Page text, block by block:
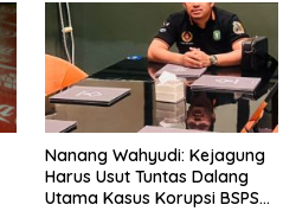
Nanang Wahyudi: Kejagung
Harus Usut Tuntas Dalang
Utama Kasus Korupsi BSPS